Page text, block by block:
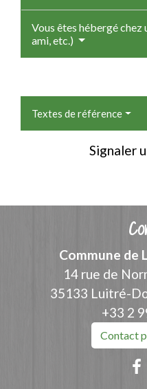
Vous êtes hébergé
ami, etc.)
Textes de référence
Signaler
Commune de
14 rue de
35133 Luitré-
+33 2
Contact